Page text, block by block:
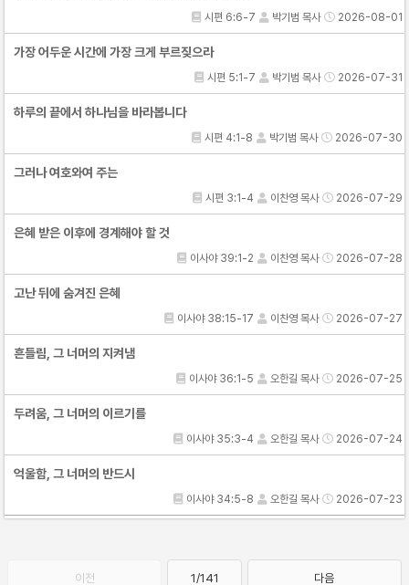
시편 6:6-7 박기범 목사 2026-08-01
가장 어두운 시간에 가장 크게 부르짖으라
시편 5:1-7 박기범 목사 2026-07-31
하루의 끝에서 하나님을 바라봅니다
시편 4:1-8 박기범 목사 2026-07-30
그러나 여호와여 주는
시편 3:1-4 이찬영 목사 2026-07-29
은혜 받은 이후에 경계해야 할 것
이사야 39:1-2 이찬영 목사 2026-07-28
고난 뒤에 숨겨진 은혜
이사야 38:15-17 이찬영 목사 2026-07-27
흔들림, 그 너머의 지켜냄
이사야 36:1-5 오한길 목사 2026-07-25
두려움, 그 너머의 이르기를
이사야 35:3-4 오한길 목사 2026-07-24
억울함, 그 너머의 반드시
이사야 34:5-8 오한길 목사 2026-07-23
이전 1/141 다음